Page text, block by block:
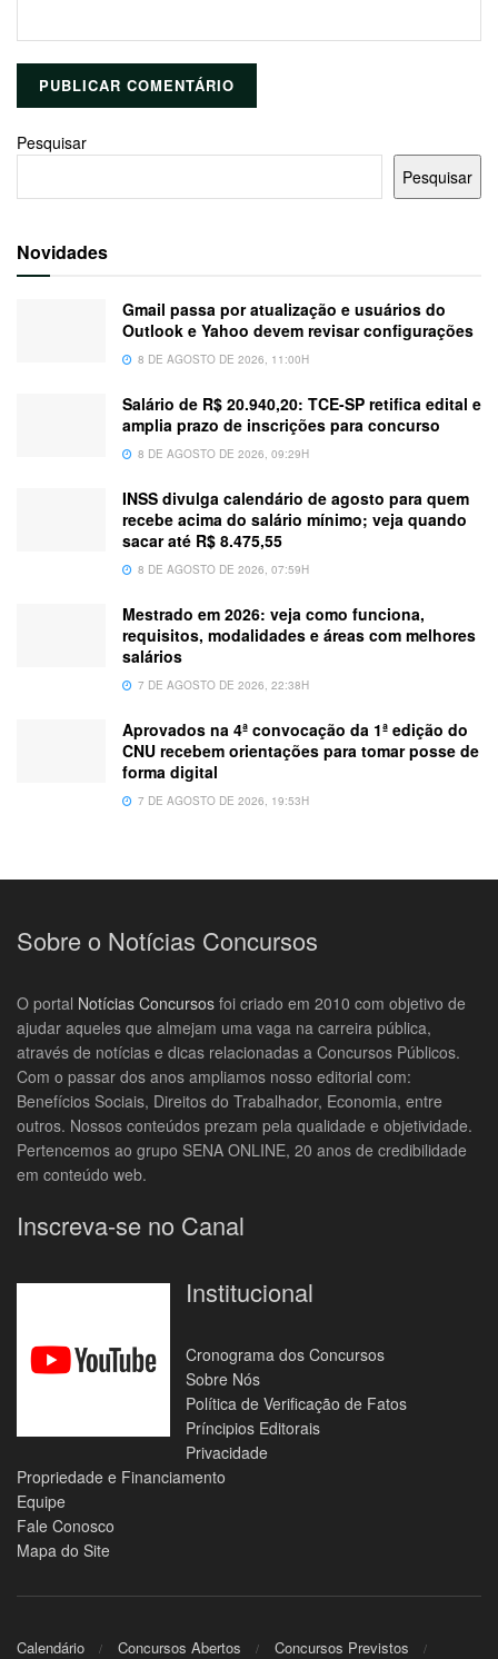
Pesquisar
Pesquisar
Novidades
Gmail passa por atualização e usuários do
Outlook e Yahoo devem revisar configurações
8 DE AGOSTO DE 2026, 11:00H
Salário de R$ 20.940,20: TCE-SP retifica edital e
amplia prazo de inscrições para concurso
8 DE AGOSTO DE 2026, 09:29H
INSS divulga calendário de agosto para quem
recebe acima do salário mínimo; veja quando
sacar até R$ 8.475,55
8 DE AGOSTO DE 2026, 07:59H
Mestrado em 2026: veja como funciona,
requisitos, modalidades e áreas com melhores
salários
7 DE AGOSTO DE 2026, 22:38H
Aprovados na 4ª convocação da 1ª edição do
CNU recebem orientações para tomar posse de
forma digital
7 DE AGOSTO DE 2026, 19:53H
Sobre o Notícias Concursos
O portal Notícias Concursos foi criado em 2010 com objetivo de
ajudar aqueles que almejam uma vaga na carreira pública,
através de notícias e dicas relacionadas a Concursos Públicos.
Com o passar dos anos ampliamos nosso editorial com:
Benefícios Sociais, Direitos do Trabalhador, Economia, entre
outros. Nossos conteúdos prezam pela qualidade e objetividade.
Pertencemos ao grupo SENA ONLINE, 20 anos de credibilidade
em conteúdo web.
Inscreva-se no Canal
Institucional
Cronograma dos Concursos
Sobre Nós
Política de Verificação de Fatos
Príncipios Editorais
Privacidade
Propriedade e Financiamento
Equipe
Fale Conosco
Mapa do Site
Calendário Concursos Abertos
Concursos Previstos